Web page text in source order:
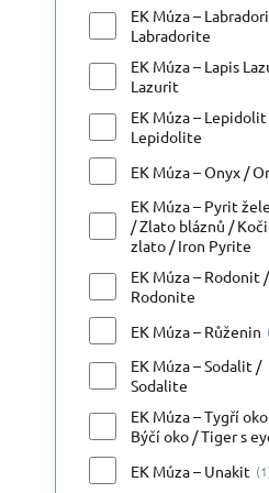
EK Múza –
Labradorite
EK Múza – Lapis
Lazurit
EK Múza –
Lepidolite
EK Múza – Onyx /
EK Múza – Pyrit
/ Zlato bláznů /
zlato / Iron Pyrite
EK Múza – Rodonit /
Rodonite
EK Múza – Růženin
EK Múza – Sodalit /
Sodalite
EK Múza – Tygří
Býčí oko / Tiger s
EK Múza – Unakit